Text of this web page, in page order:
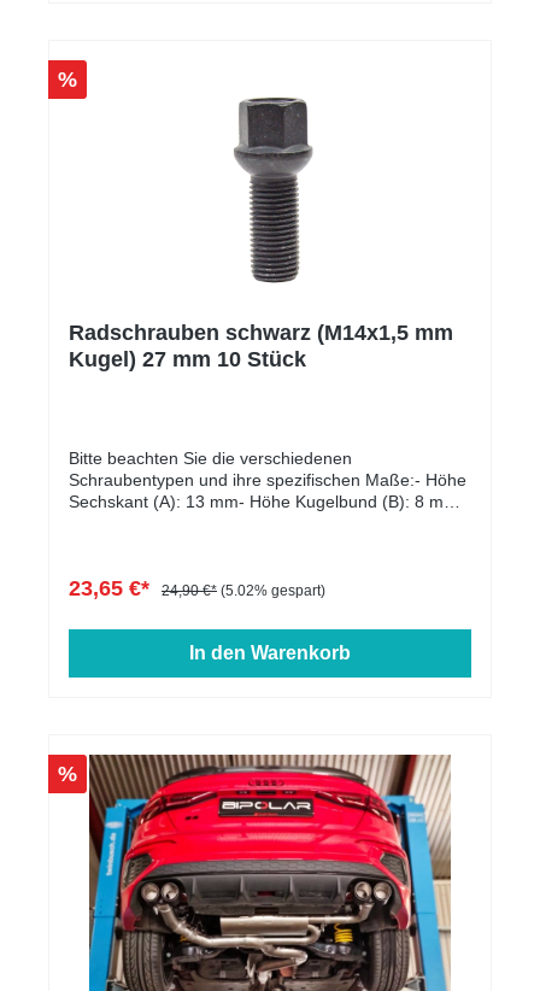
/ SEAT : Cupra Formentor VZ 2.0 TSI 4Drive 310 PS
Cupra Leon KL 2.0 TFSI 300 PS Cupra Leon KL 4-
Drive 2.0 TFSI 310 PS CUPRA Ateca Facelift
Golf 8 GTI Clubsport 2.0 TSI OPF 300 PS Arteon 3H
2.0 TSI R 320 PS Tiguan AXA 2.0 TSI R 320 PS
%
Radschrauben schwarz (M14x1,5 mm
Kugel) 27 mm 10 Stück
Bitte beachten Sie die verschiedenen
Schraubentypen und ihre spezifischen Maße:- Höhe
Sechskant (A): 13 mm- Höhe Kugelbund (B): 8 mm-
23,65 €* 24,90 €* (5.02% gespart)
In den Warenkorb
%